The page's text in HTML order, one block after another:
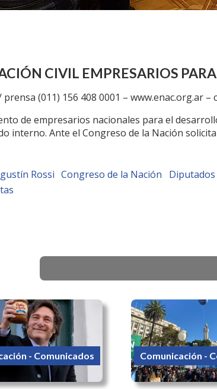
CIVIL EMPRESARIOS
(011) 156 408 0001 – www.enac.org.ar –
de empresarios nacionales para el
interno. Ante el Congreso de la Nación
Rossi Congreso de la Nación
- Comunicados Comunicación -